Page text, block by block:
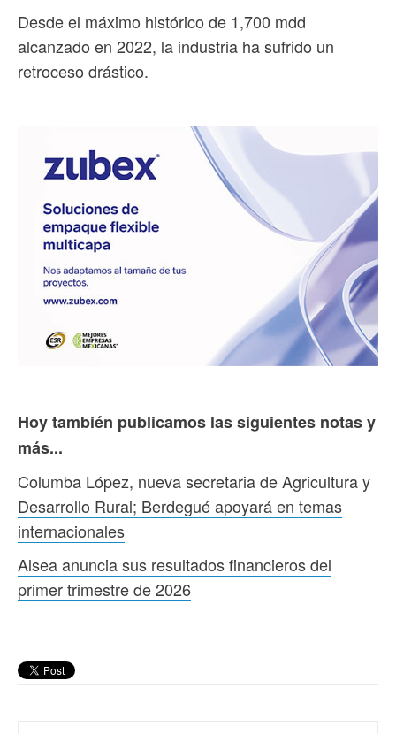
Desde el máximo histórico de 1,700 mdd
alcanzado en 2022, la industria ha sufrido un
retroceso drástico.
Hoy también publicamos las siguientes notas y
más...
Columba López, nueva secretaria de Agricultura y
Desarrollo Rural; Berdegué apoyará en temas
internacionales
Alsea anuncia sus resultados financieros del
primer trimestre de 2026